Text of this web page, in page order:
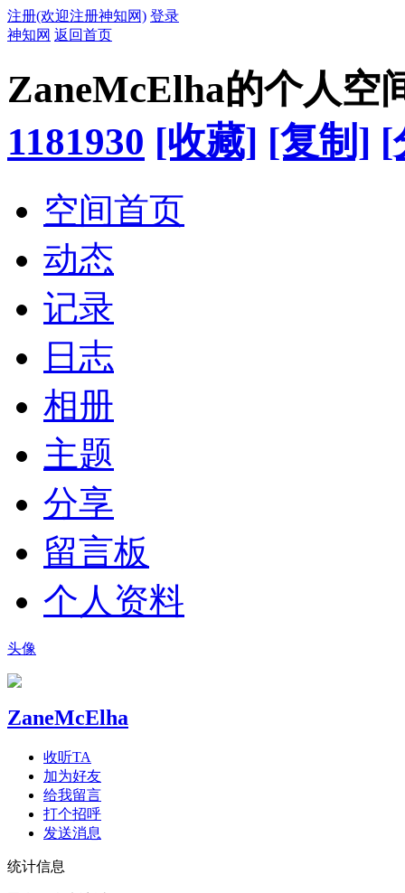
注册(欢迎注册神知网) 登录
神知网 返回首页
ZaneMcElha的个人空
1181930 [收藏] [复制] [
空间首页
动态
记录
日志
相册
主题
分享
留言板
个人资料
头像
ZaneMcElha
收听TA
加为好友
给我留言
打个招呼
发送消息
统计信息